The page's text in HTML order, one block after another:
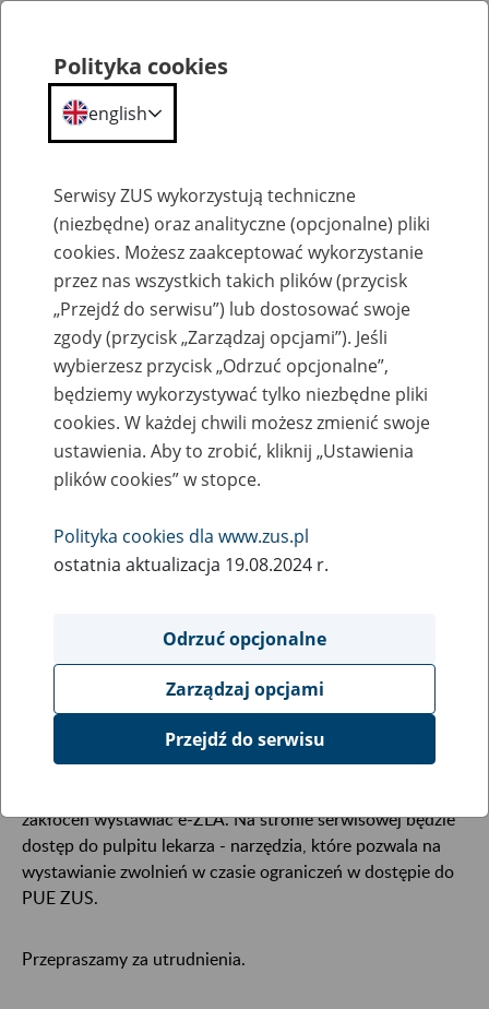
Komunikaty
Ograniczenie w dostępie do portalu PUE
ZUS w nocy 26 lutego 2021 r.
25
February
2021
26 lutego 2021 r. od godziny 22:00 do
godziny 03:00 dnia następnego
mogą wystąpić
ograniczenia w dostępie do portalu Platformy Usług
Elektronicznych i poszczególnych jego funkcji.
zakłóceń wystawiać e-ZLA. Na stronie serwisowej będzie
dostęp do pulpitu lekarza - narzędzia, które pozwala na
wystawianie zwolnień w czasie ograniczeń w dostępie do
PUE ZUS.
Przepraszamy za utrudnienia.
Polityka cookies
english
Serwisy ZUS wykorzystują techniczne
(niezbędne) oraz analityczne (opcjonalne) pliki
cookies. Możesz zaakceptować wykorzystanie
przez nas wszystkich takich plików (przycisk
„Przejdź do serwisu”) lub dostosować swoje
zgody (przycisk „Zarządzaj opcjami”). Jeśli
wybierzesz przycisk „Odrzuć opcjonalne”,
będziemy wykorzystywać tylko niezbędne pliki
cookies. W każdej chwili możesz zmienić swoje
ustawienia. Aby to zrobić, kliknij „Ustawienia
plików cookies” w stopce.
Polityka cookies dla www.zus.pl
ostatnia aktualizacja 19.08.2024 r.
Odrzuć opcjonalne
Zarządzaj opcjami
Przejdź do serwisu